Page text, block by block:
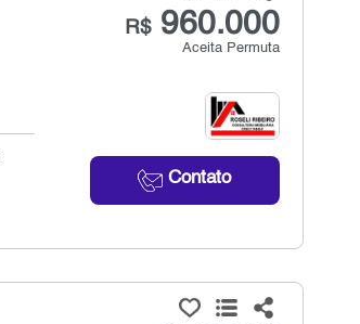
R$960.000
Aceita Permuta
Contato